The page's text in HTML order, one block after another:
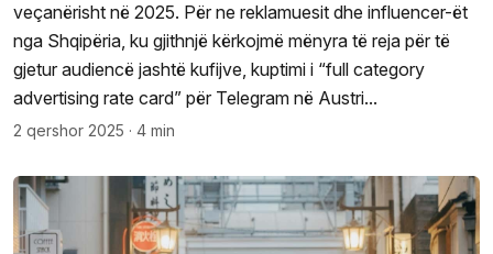
veçanërisht në 2025. Për ne reklamuesit dhe influencer-ët
nga Shqipëria, ku gjithnjë kërkojmë mënyra të reja për të
gjetur audiencë jashtë kufijve, kuptimi i “full category
advertising rate card” për Telegram në Austri...
2 qershor 2025 · 4 min